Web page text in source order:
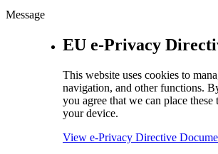
Message
EU e-Privacy
This website uses cookies to
navigation, and other functions.
you agree that we can place
your device.
View e-Privacy Directive